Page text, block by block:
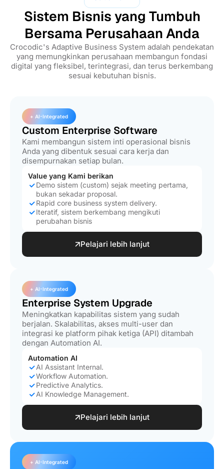
Sistem Bisnis yang Tumbuh
Bersama Perusahaan Anda
Crocodic's Adaptive Business System adalah pendekatan
yang memungkinkan perusahaan membangun fondasi
digital yang fleksibel, terintegrasi, dan terus berkembang
sesuai kebutuhan bisnis.
+ AI-Integrated
Custom Enterprise Software
Kami membangun sistem inti operasional bisnis
Anda yang dibentuk sesuai cara kerja dan
disempurnakan setiap bulan.
Value yang Kami berikan
Demo sistem (custom) sejak meeting pertama,
bukan sekadar proposal.
Rapid core business system delivery.
Iteratif, sistem berkembang mengikuti
perubahan bisnis
Pelajari lebih lanjut
+ AI-Integrated
Enterprise System Upgrade
Meningkatkan kapabilitas sistem yang sudah
berjalan. Skalabilitas, akses multi-user dan
integrasi ke platform pihak ketiga (API) ditambah
dengan Automation AI.
Automation AI
AI Assistant Internal.
Workflow Automation.
Predictive Analytics.
AI Knowledge Management.
Pelajari lebih lanjut
+ AI-Integrated